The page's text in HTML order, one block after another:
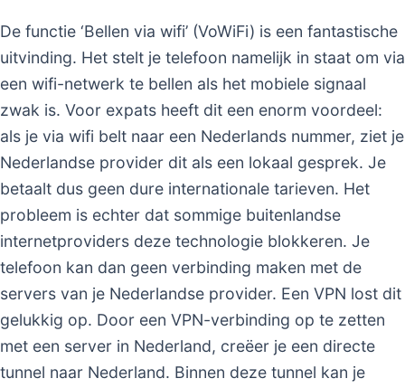
De functie ‘Bellen via wifi’ (VoWiFi) is een fantastische
uitvinding. Het stelt je telefoon namelijk in staat om via
een wifi-netwerk te bellen als het mobiele signaal
zwak is. Voor expats heeft dit een enorm voordeel:
als je via wifi belt naar een Nederlands nummer, ziet je
Nederlandse provider dit als een lokaal gesprek. Je
betaalt dus geen dure internationale tarieven. Het
probleem is echter dat sommige buitenlandse
internetproviders deze technologie blokkeren. Je
telefoon kan dan geen verbinding maken met de
servers van je Nederlandse provider. Een VPN lost dit
gelukkig op. Door een VPN-verbinding op te zetten
met een server in Nederland, creëer je een directe
tunnel naar Nederland. Binnen deze tunnel kan je